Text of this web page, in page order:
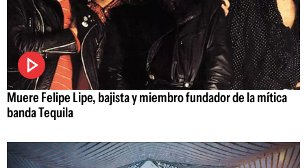
Muere Felipe Lipe, bajista y miembro fundador de la mítica
banda Tequila